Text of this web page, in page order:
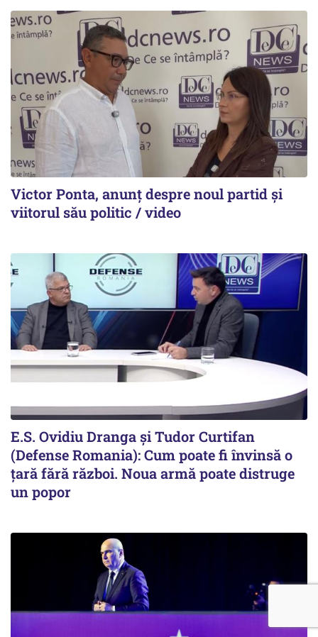
Victor Ponta, anunț despre noul partid și
viitorul său politic / video
E.S. Ovidiu Dranga și Tudor Curtifan
(Defense Romania): Cum poate fi învinsă o
țară fără război. Noua armă poate distruge
un popor